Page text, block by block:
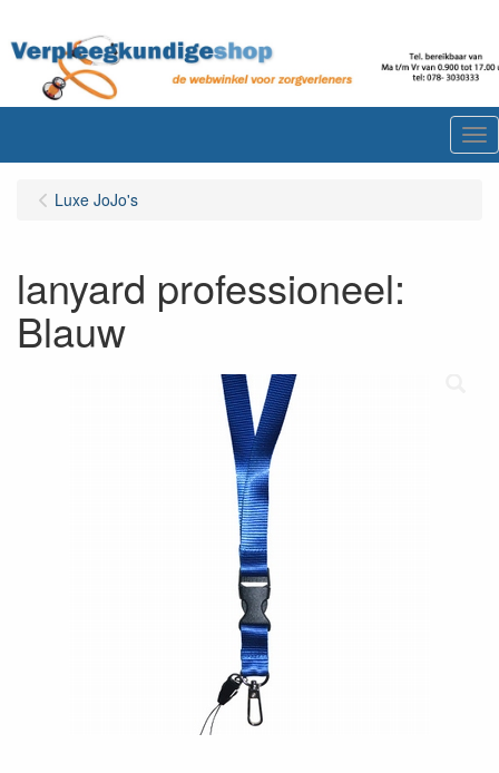
Luxe JoJo's
lanyard professioneel:
Blauw